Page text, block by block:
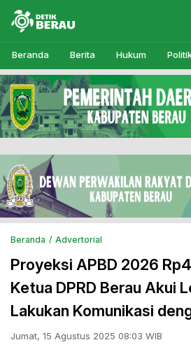
Detikberau.com
Media Diskusi Rakyat
Beranda Berita Hukum
Beranda Advertorial
Proyeksi APBD 2026
Ketua DPRD Berau Akui
Lakukan Komunikasi
Jumat, 15 Agustus 2025 08:03 WIB